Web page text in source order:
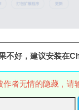
不好，建议安装在
作者无情的隐藏，请